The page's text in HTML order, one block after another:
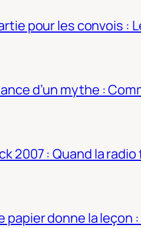
pour les convois :
d’un mythe :
2007 : Quand la
papier donne la leçon